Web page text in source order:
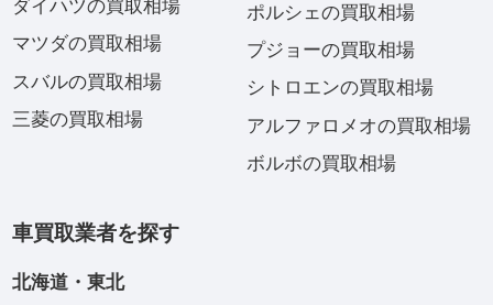
ダイハツの買取相場
マツダの買取相場
スバルの買取相場
三菱の買取相場
ポルシェの買取相場
プジョーの買取相場
シトロエンの買取相場
アルファロメオの買取相場
ボルボの買取相場
車買取業者を探す
北海道・東北